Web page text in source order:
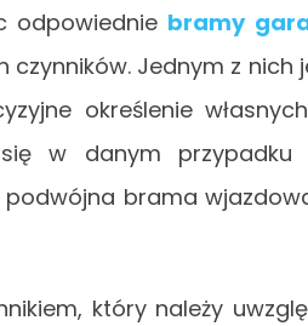
odpowiednie bramy
czynników. Jednym z nich
określenie
w danym przypadku
podwójna brama
który należy